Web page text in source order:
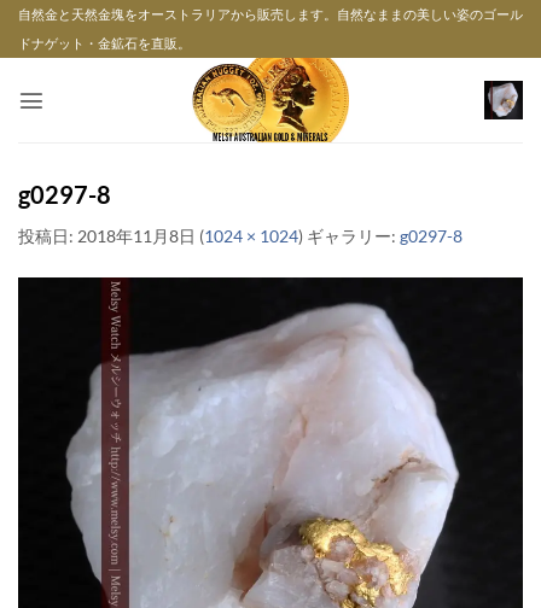
Skip自然金と天然金塊をオーストラリアから販売します。自然なままの美しい姿のゴール
ドナゲット・金鉱石を直販。
g0297-8
投稿日: 2018年11月8日 (1024 × 1024) ギャラリー: g0297-8